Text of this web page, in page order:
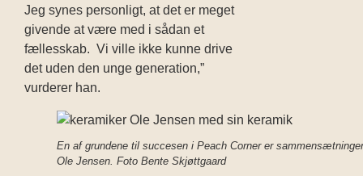
Jeg synes personligt, at det er meget
givende at være med i sådan et
fællesskab. Vi ville ikke kunne drive
det uden den unge generation,”
vurderer han.
En af grundene til succesen i Peach Corner er
Ole Jensen. Foto Bente Skjøttgaard